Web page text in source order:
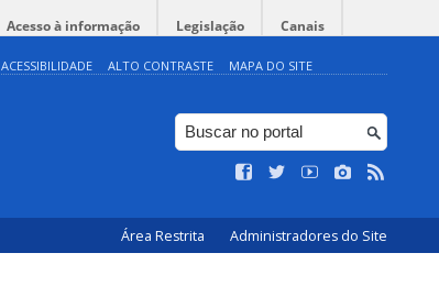
Acesso à informação Legislação Canais
ACESSIBILIDADE ALTO CONTRASTE MAPA DO SITE
Área Restrita Administradores do Site